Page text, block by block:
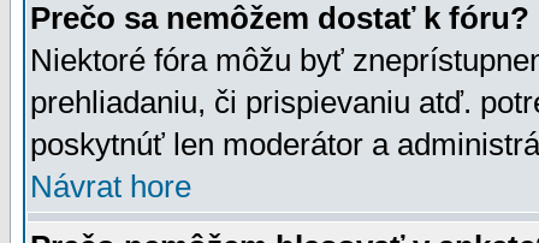
Prečo sa nemôžem dostať k fóru?
Niektoré fóra môžu byť
prehliadaniu, či prispievaniu atď.
poskytnúť len moderátor a
Návrat hore